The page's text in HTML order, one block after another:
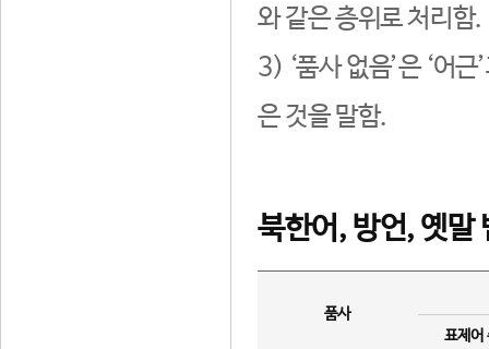
와 같은 층위로 처리함.
3) ‘품사 없음’은 ‘어
은 것을 말함.
북한어, 방언, 옛말
품사
표제어